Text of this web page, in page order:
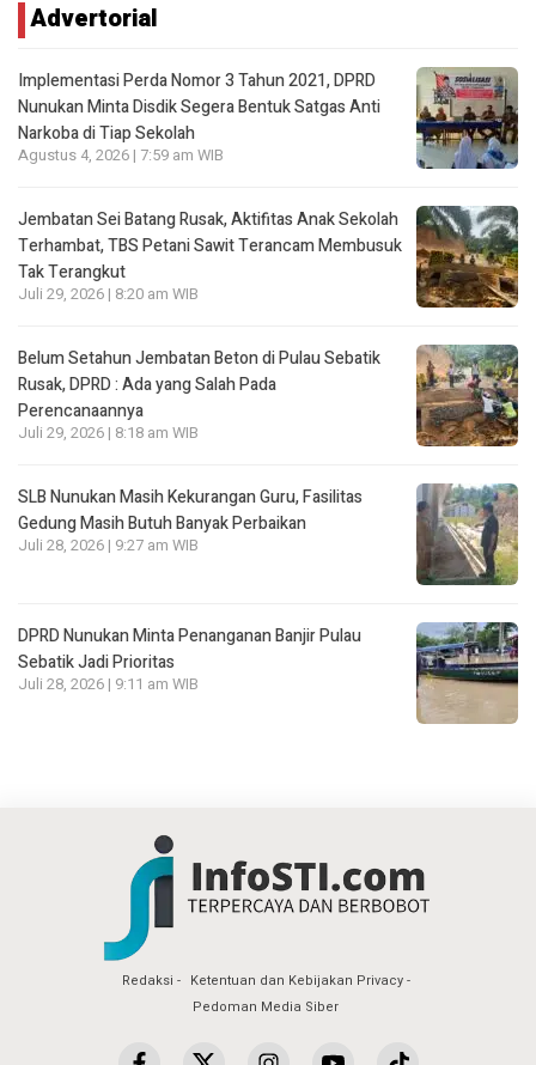
Advertorial
Implementasi Perda Nomor 3 Tahun 2021, DPRD
Nunukan Minta Disdik Segera Bentuk Satgas Anti
Narkoba di Tiap Sekolah
Agustus 4, 2026 | 7:59 am WIB
Jembatan Sei Batang Rusak, Aktifitas Anak Sekolah
Terhambat, TBS Petani Sawit Terancam Membusuk
Tak Terangkut
Juli 29, 2026 | 8:20 am WIB
Belum Setahun Jembatan Beton di Pulau Sebatik
Rusak, DPRD : Ada yang Salah Pada
Perencanaannya
Juli 29, 2026 | 8:18 am WIB
SLB Nunukan Masih Kekurangan Guru, Fasilitas
Gedung Masih Butuh Banyak Perbaikan
Juli 28, 2026 | 9:27 am WIB
DPRD Nunukan Minta Penanganan Banjir Pulau
Sebatik Jadi Prioritas
Juli 28, 2026 | 9:11 am WIB
Redaksi
Ketentuan dan Kebijakan Privacy
Pedoman Media Siber